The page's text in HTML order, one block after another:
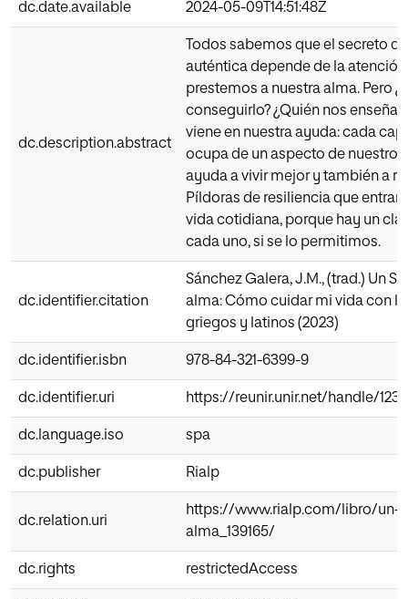
dc.date.available 2024-05-09T14:51:48Z
dc.description.abstract
Todos sabemos que el secreto
auténtica depende de la
prestemos a nuestra alma. Pero
conseguirlo? ¿Quién nos
viene en nuestra ayuda: cada
ocupa de un aspecto de nuestro
ayuda a vivir mejor y también a
Píldoras de resiliencia que entran
vida cotidiana, porque hay un
cada uno, si se lo permitimos.
dc.identifier.citation
Sánchez Galera, J.M., (trad.) Un
alma: Cómo cuidar mi vida con
griegos y latinos (2023)
dc.identifier.isbn 978-84-321-6399-9
dc.identifier.uri https://reunir.unir.net/handle/
dc.language.iso spa
dc.publisher Rialp
dc.relation.uri
https://www.rialp.com/libro/un-
alma_139165/
dc.rights restrictedAccess